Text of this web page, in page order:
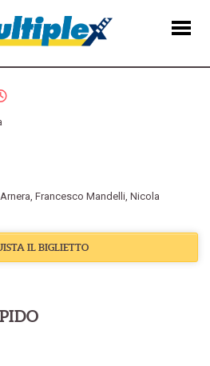
, Francesco Mandelli, Nicola
IL BIGLIETTO